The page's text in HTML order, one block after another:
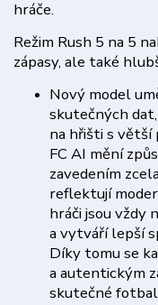
hráče.
Režim Rush 5 na 5
zápasy, ale také
Nový model
skutečných
na hřišti s
FC AI mění
zavedením
reflektují
hráči jsou vždy
a vytváří lepší
Díky tomu se
a autentickým
skutečné